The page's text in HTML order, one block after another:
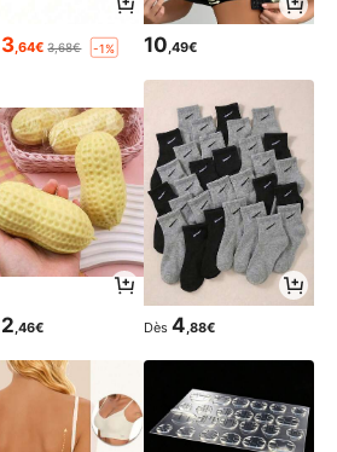
3 ,64€ 3,68€ -1% 10 ,49€
2,46€ Dès 4,88€